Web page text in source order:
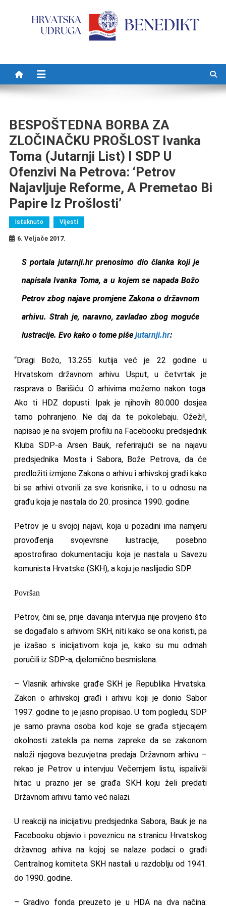
BESPOŠTEDNA BORBA ZA
ZLOČINAČKU PROŠLOST Ivanka
Toma (Jutarnji List) I SDP U
Ofenzivi Na Petrova: ‘Petrov
Najavljuje Reforme, A Premetao Bi
Papire Iz Prošlosti’
Istaknuto Vijesti
6. Veljače 2017.
S portala jutarnji.hr prenosimo dio članka koji je
napisala Ivanka Toma, a u kojem se napada Božo
Petrov zbog najave promjene Zakona o državnom
arhivu. Strah je, naravno, zavladao zbog moguće
lustracije. Evo kako o tome piše jutarnji.hr:
“Dragi Božo, 13.255 kutija već je 22 godine u
Hrvatskom državnom arhivu. Usput, u četvrtak je
rasprava o Barišiću. O arhivima možemo nakon toga.
Ako ti HDZ dopusti. Ipak je njihovih 80.000 dosjea
tamo pohranjeno. Ne daj da te pokolebaju. Ožeži!,
napisao je na svojem profilu na Facebooku predsjednik
Kluba SDP-a Arsen Bauk, referirajući se na najavu
predsjednika Mosta i Sabora, Bože Petrova, da će
predložiti izmjene Zakona o arhivu i arhivskoj građi kako
bi se arhivi otvorili za sve korisnike, i to u odnosu na
građu koja je nastala do 20. prosinca 1990. godine.
Petrov je u svojoj najavi, koja u pozadini ima namjeru
provođenja svojevrsne lustracije, posebno
apostrofirao dokumentaciju koja je nastala u Savezu
komunista Hrvatske (SKH), a koju je naslijedio SDP.
Površan
Petrov, čini se, prije davanja intervjua nije provjerio što
se događalo s arhivom SKH, niti kako se ona koristi, pa
je izašao s inicijativom koja je, kako su mu odmah
poručili iz SDP-a, djelomično besmislena.
– Vlasnik arhivske građe SKH je Republika Hrvatska.
Zakon o arhivskoj građi i arhivu koji je donio Sabor
1997. godine to je jasno propisao. U tom pogledu, SDP
je samo pravna osoba kod koje se građa stjecajem
okolnosti zatekla pa nema zapreke da se zakonom
naloži njegova bezuvjetna predaja Državnom arhivu –
rekao je Petrov u intervjuu Večernjem listu, ispalivši
hitac u prazno jer se građa SKH koju želi predati
Državnom arhivu tamo već nalazi.
U reakciji na inicijativu predsjednka Sabora, Bauk je na
Facebooku objavio i poveznicu na stranicu Hrvatskog
državnog arhiva na kojoj se nalaze podaci o građi
Centralnog komiteta SKH nastali u razdoblju od 1941.
do 1990. godine.
– Gradivo fonda preuzeto je u HDA na dva načina: